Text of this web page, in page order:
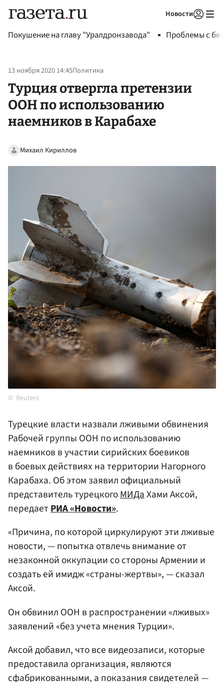
Новости
Покушение на главу "Уралдронзавода" Проблемы с
13 ноября 2020 14:45Политика
Турция отвергла претензии
ООН по использованию
наемников в Карабахе
Михаил Кириллов
Reuters
Турецкие власти назвали лживыми обвинения
Рабочей группы ООН по использованию
наемников в участии сирийских боевиков
в боевых действиях на территории Нагорного
Карабаха. Об этом заявил официальный
представитель турецкогоМИДаХами Аксой,
передаетРИА «Новости».
«Причина, по которой циркулируют эти лживые
новости, — попытка отвлечь внимание от
незаконной оккупации со стороны Армении и
создать ей имидж «страны-жертвы», — сказал
Аксой.
Он обвинил ООН в распространении «лживых»
заявлений «без учета мнения Турции».
Аксой добавил, что все видеозаписи, которые
предоставила организация, являются
сфабрикованными, а показания свидетелей —